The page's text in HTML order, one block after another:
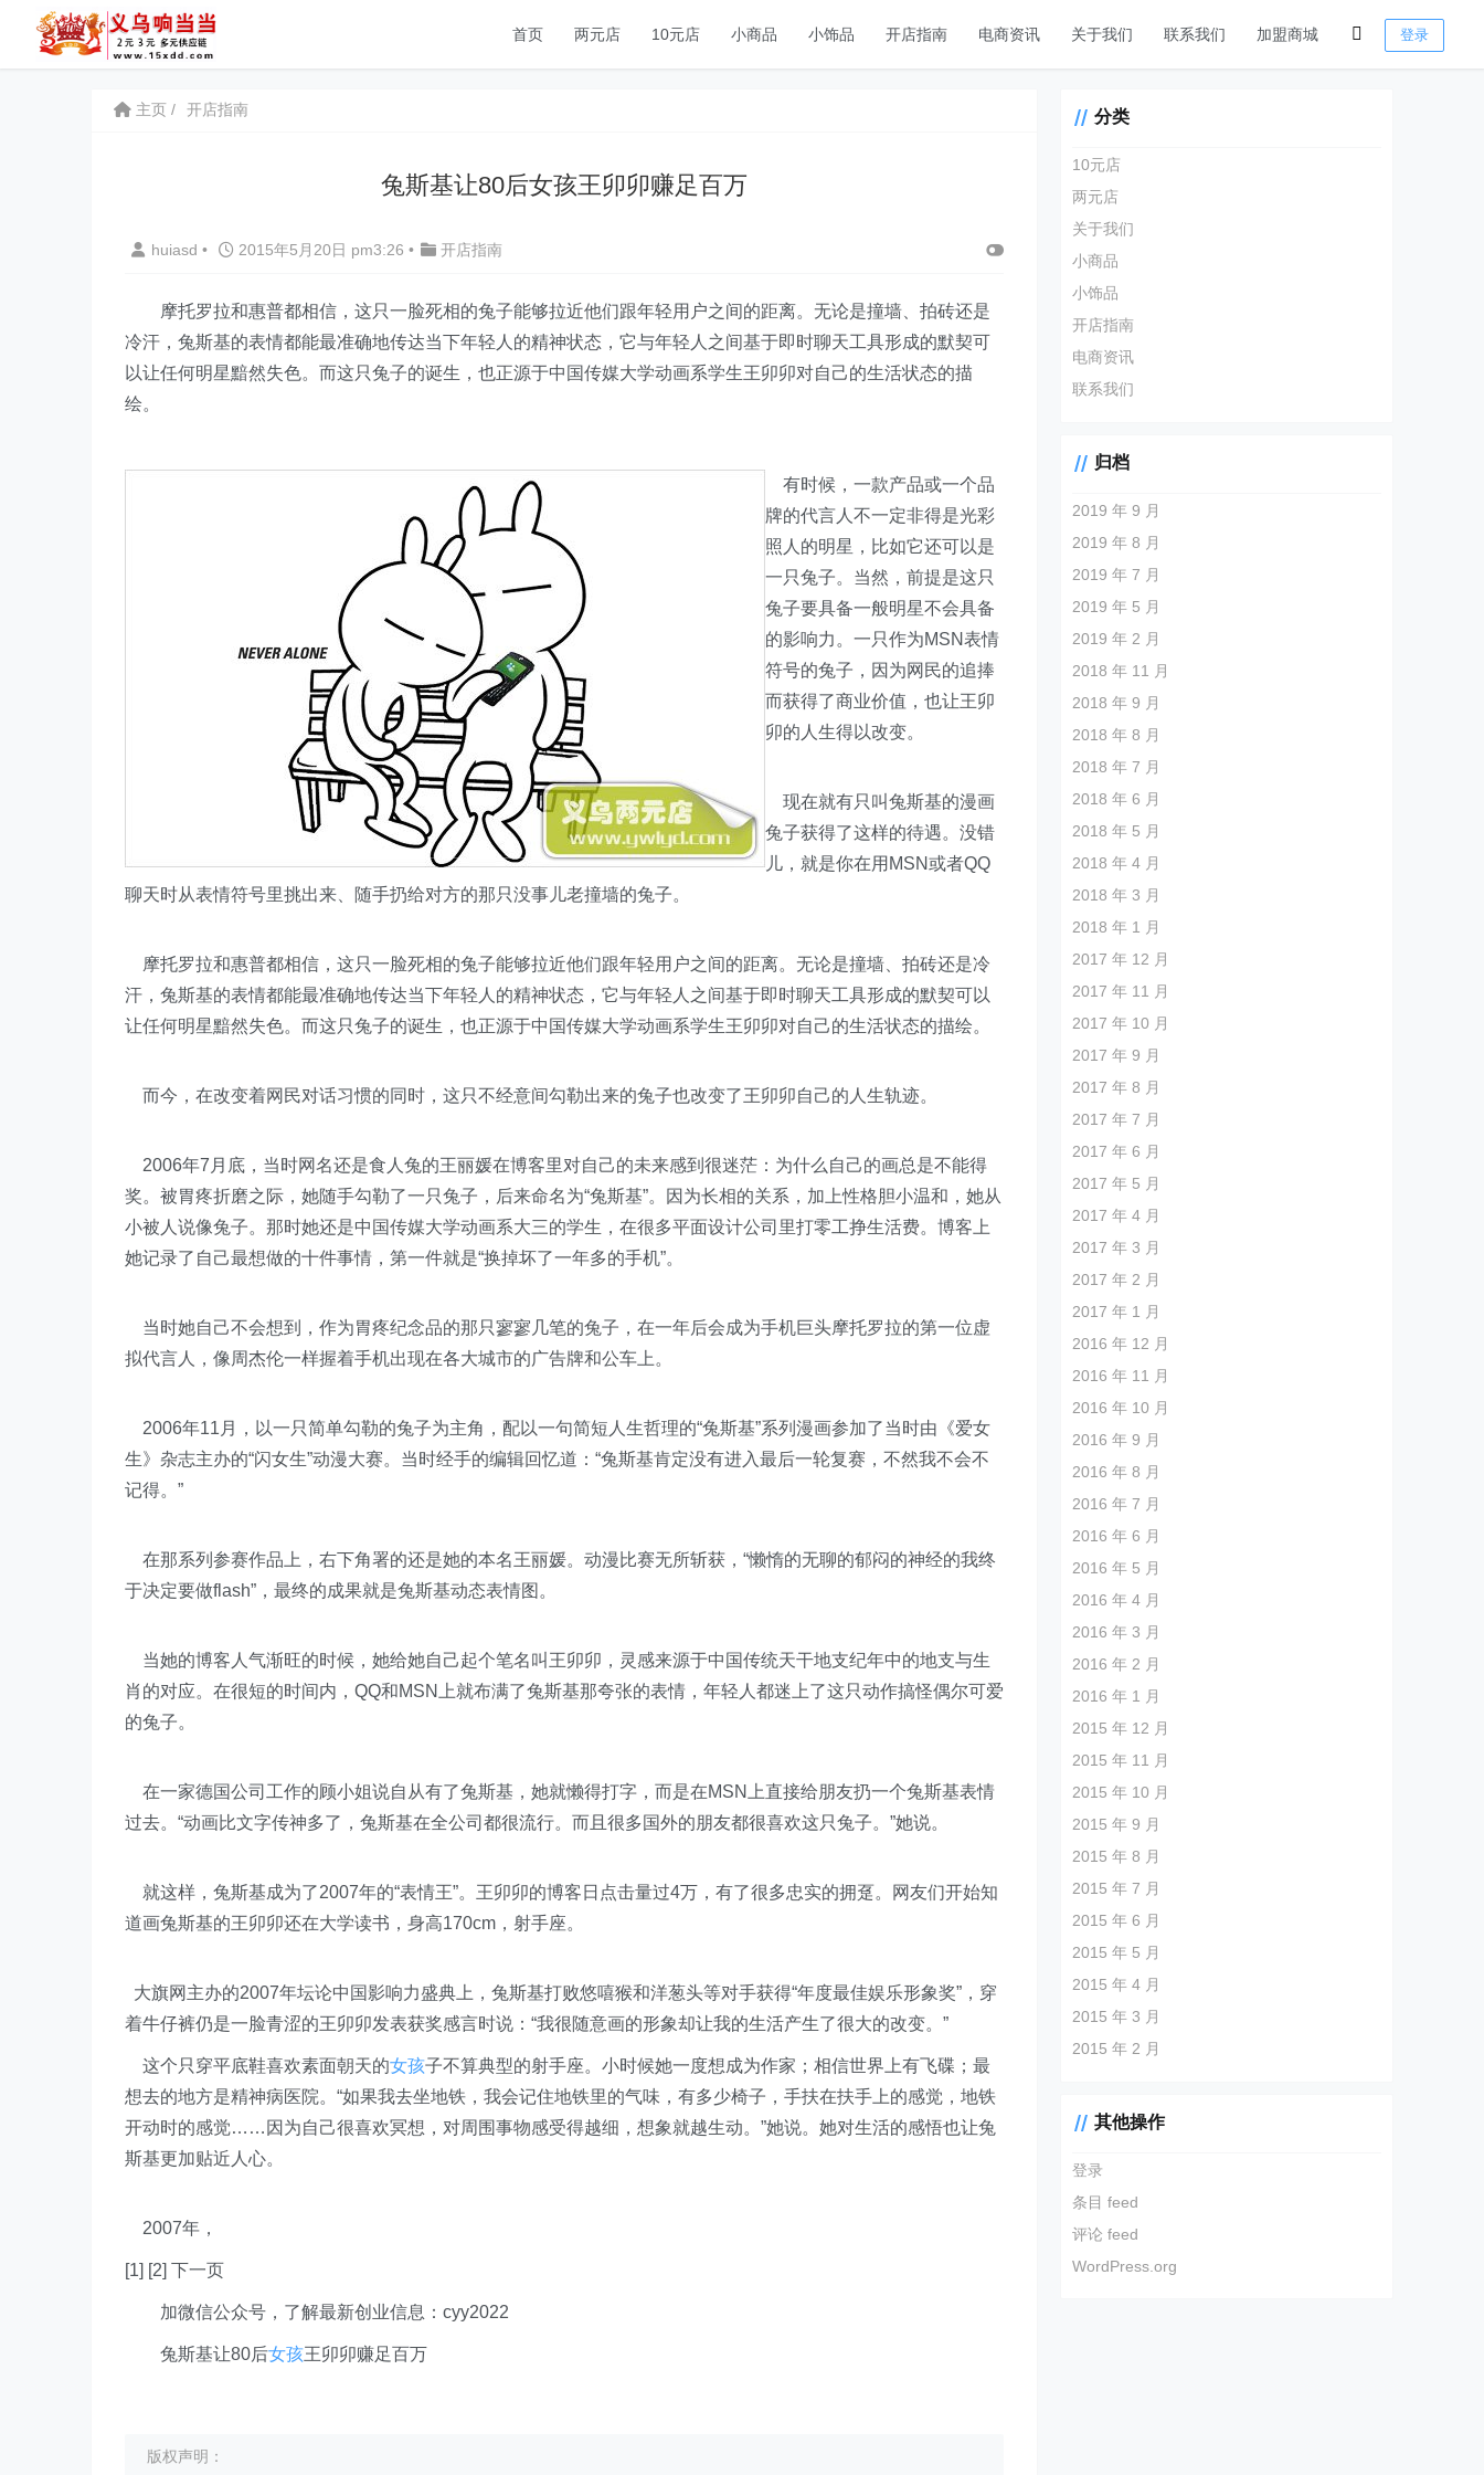
首页 两元店 10元店 小商品 小饰品 开店指南 电商资讯 关于我们 联系我们 加盟商城 登录
主页 开店指南
兔斯基让80后女孩王卯卯赚足百万
huiasd • 2015年5月20日 pm3:26 • 开店指南
摩托罗拉和惠普都相信，这只一脸死相的兔子能够拉近他们跟年轻用户之间的距离。无论是撞墙、拍砖还是
冷汗，兔斯基的表情都能最准确地传达当下年轻人的精神状态，它与年轻人之间基于即时聊天工具形成的默契可
以让任何明星黯然失色。而这只兔子的诞生，也正源于中国传媒大学动画系学生王卯卯对自己的生活状态的描
绘。
有时候，一款产品或一个品
牌的代言人不一定非得是光彩
照人的明星，比如它还可以是
一只兔子。当然，前提是这只
兔子要具备一般明星不会具备
的影响力。一只作为MSN表情
符号的兔子，因为网民的追捧
而获得了商业价值，也让王卯
卯的人生得以改变。
现在就有只叫兔斯基的漫画
兔子获得了这样的待遇。没错
儿，就是你在用MSN或者QQ
聊天时从表情符号里挑出来、随手扔给对方的那只没事儿老撞墙的兔子。
摩托罗拉和惠普都相信，这只一脸死相的兔子能够拉近他们跟年轻用户之间的距离。无论是撞墙、拍砖还是冷
汗，兔斯基的表情都能最准确地传达当下年轻人的精神状态，它与年轻人之间基于即时聊天工具形成的默契可以
让任何明星黯然失色。而这只兔子的诞生，也正源于中国传媒大学动画系学生王卯卯对自己的生活状态的描绘。
而今，在改变着网民对话习惯的同时，这只不经意间勾勒出来的兔子也改变了王卯卯自己的人生轨迹。
2006年7月底，当时网名还是食人兔的王丽媛在博客里对自己的未来感到很迷茫：为什么自己的画总是不能得
奖。被胃疼折磨之际，她随手勾勒了一只兔子，后来命名为“兔斯基”。因为长相的关系，加上性格胆小温和，她从
小被人说像兔子。那时她还是中国传媒大学动画系大三的学生，在很多平面设计公司里打零工挣生活费。博客上
她记录了自己最想做的十件事情，第一件就是“换掉坏了一年多的手机”。
当时她自己不会想到，作为胃疼纪念品的那只寥寥几笔的兔子，在一年后会成为手机巨头摩托罗拉的第一位虚
拟代言人，像周杰伦一样握着手机出现在各大城市的广告牌和公车上。
2006年11月，以一只简单勾勒的兔子为主角，配以一句简短人生哲理的“兔斯基”系列漫画参加了当时由《爱女
生》杂志主办的“闪女生”动漫大赛。当时经手的编辑回忆道：“兔斯基肯定没有进入最后一轮复赛，不然我不会不
记得。”
在那系列参赛作品上，右下角署的还是她的本名王丽媛。动漫比赛无所斩获，“懒惰的无聊的郁闷的神经的我终
于决定要做flash”，最终的成果就是兔斯基动态表情图。
当她的博客人气渐旺的时候，她给她自己起个笔名叫王卯卯，灵感来源于中国传统天干地支纪年中的地支与生
肖的对应。在很短的时间内，QQ和MSN上就布满了兔斯基那夸张的表情，年轻人都迷上了这只动作搞怪偶尔可爱
的兔子。
在一家德国公司工作的顾小姐说自从有了兔斯基，她就懒得打字，而是在MSN上直接给朋友扔一个兔斯基表情
过去。“动画比文字传神多了，兔斯基在全公司都很流行。而且很多国外的朋友都很喜欢这只兔子。”她说。
就这样，兔斯基成为了2007年的“表情王”。王卯卯的博客日点击量过4万，有了很多忠实的拥趸。网友们开始知
道画兔斯基的王卯卯还在大学读书，身高170cm，射手座。
大旗网主办的2007年坛论中国影响力盛典上，兔斯基打败悠嘻猴和洋葱头等对手获得“年度最佳娱乐形象奖”，穿
着牛仔裤仍是一脸青涩的王卯卯发表获奖感言时说：“我很随意画的形象却让我的生活产生了很大的改变。”
这个只穿平底鞋喜欢素面朝天的女孩子不算典型的射手座。小时候她一度想成为作家；相信世界上有飞碟；最
想去的地方是精神病医院。“如果我去坐地铁，我会记住地铁里的气味，有多少椅子，手扶在扶手上的感觉，地铁
开动时的感觉……因为自己很喜欢冥想，对周围事物感受得越细，想象就越生动。”她说。她对生活的感悟也让兔
斯基更加贴近人心。
2007年，
[1] [2] 下一页
加微信公众号，了解最新创业信息：cyy2022
兔斯基让80后女孩王卯卯赚足百万
版权声明：
分类
10元店
两元店
关于我们
小商品
小饰品
开店指南
电商资讯
联系我们
归档
2019 年 9 月
2019 年 8 月
2019 年 7 月
2019 年 5 月
2019 年 2 月
2018 年 11 月
2018 年 9 月
2018 年 8 月
2018 年 7 月
2018 年 6 月
2018 年 5 月
2018 年 4 月
2018 年 3 月
2018 年 1 月
2017 年 12 月
2017 年 11 月
2017 年 10 月
2017 年 9 月
2017 年 8 月
2017 年 7 月
2017 年 6 月
2017 年 5 月
2017 年 4 月
2017 年 3 月
2017 年 2 月
2017 年 1 月
2016 年 12 月
2016 年 11 月
2016 年 10 月
2016 年 9 月
2016 年 8 月
2016 年 7 月
2016 年 6 月
2016 年 5 月
2016 年 4 月
2016 年 3 月
2016 年 2 月
2016 年 1 月
2015 年 12 月
2015 年 11 月
2015 年 10 月
2015 年 9 月
2015 年 8 月
2015 年 7 月
2015 年 6 月
2015 年 5 月
2015 年 4 月
2015 年 3 月
2015 年 2 月
其他操作
登录
条目 feed
评论 feed
WordPress.org